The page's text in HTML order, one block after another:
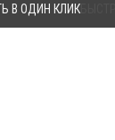
В ОДИН КЛИК